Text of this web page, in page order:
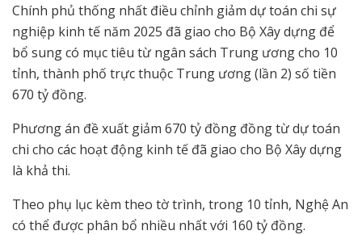
Chính phủ thống nhất điều chỉnh giảm dự toán chi sự
nghiệp kinh tế năm 2025 đã giao cho Bộ Xây dựng để
bổ sung có mục tiêu từ ngân sách Trung ương cho 10
tỉnh, thành phố trực thuộc Trung ương (lần 2) số tiền
670 tỷ đồng.
Phương án đề xuất giảm 670 tỷ đồng đồng từ dự toán
chi cho các hoạt động kinh tế đã giao cho Bộ Xây dựng
là khả thi.
Theo phụ lục kèm theo tờ trình, trong 10 tỉnh, Nghệ An
có thể được phân bổ nhiều nhất với 160 tỷ đồng.